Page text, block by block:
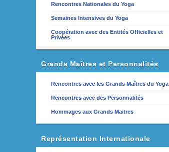
Rencontres Nationales du Yoga
Semaines Intensives du Yoga
Coopération avec des Entités Officielles et
Privées
Grands Maîtres et Personnalités
Rencontres avec les Grands Maîtres du Yoga
Rencontres avec des Personnalités
Hommages aux Grands Maitres
Représentation Internationale